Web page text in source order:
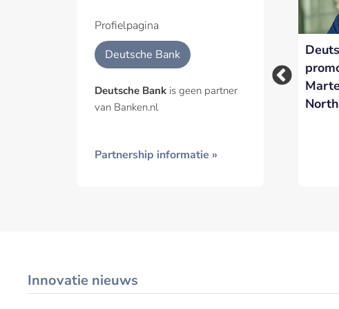
Profielpagina
Deutsche Bank
Deutsche Bank is geen partner
van Banken.nl
Partnership informatie »
Een
het
Deutsche bank over
CBDC’s: ‘Growing
Banken domineren
top-50
aantrekkelijkste
werkgevers
Innovatie nieuws